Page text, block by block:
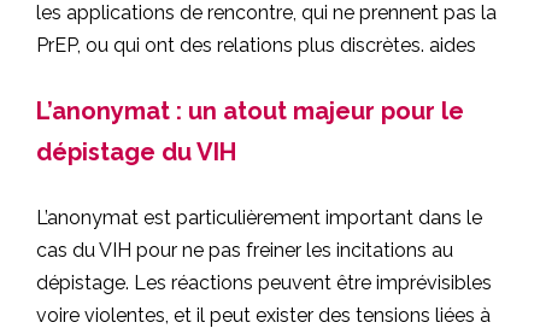
les applications de rencontre, qui ne prennent pas la
PrEP, ou qui ont des relations plus discrètes. aides
L’anonymat : un atout majeur pour le
dépistage du VIH
L’anonymat est particulièrement important dans le
cas du VIH pour ne pas freiner les incitations au
dépistage. Les réactions peuvent être imprévisibles
voire violentes, et il peut exister des tensions liées à